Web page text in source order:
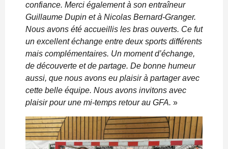
confiance. Merci également à son entraîneur
Guillaume Dupin et à Nicolas Bernard-Granger.
Nous avons été accueillis les bras ouverts. Ce fut
un excellent échange entre deux sports différents
mais complémentaires. Un moment d’échange,
de découverte et de partage. De bonne humeur
aussi, que nous avons eu plaisir à partager avec
cette belle équipe. Nous avons invitons avec
plaisir pour une mi-temps retour au GFA. »